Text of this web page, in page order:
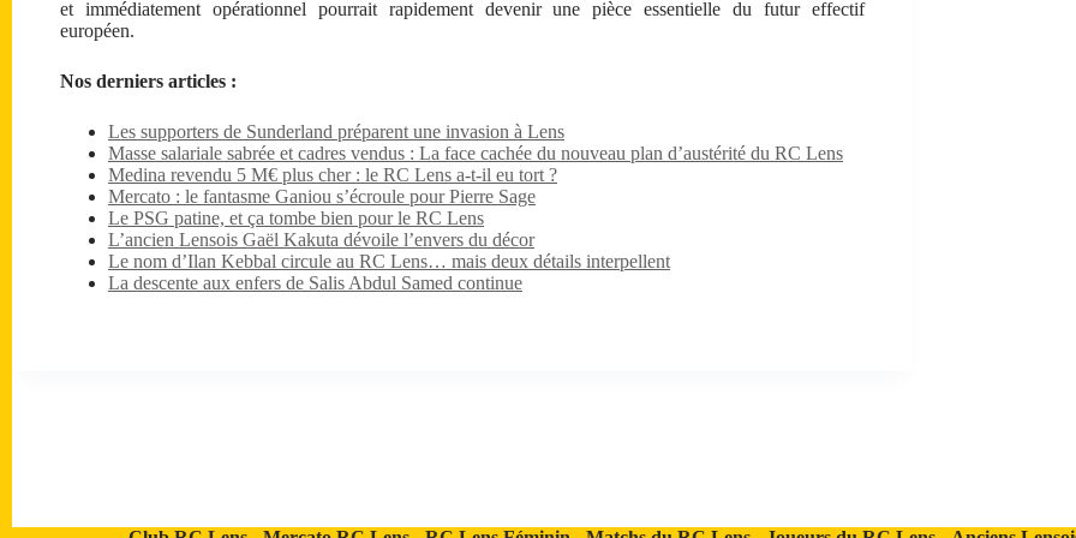
et immédiatement opérationnel pourrait rapidement devenir une pièce essentielle du futur effectif
européen.
Nos derniers articles :
Les supporters de Sunderland préparent une invasion à Lens
Masse salariale sabrée et cadres vendus : La face cachée du nouveau plan d’austérité du RC Lens
Medina revendu 5 M€ plus cher : le RC Lens a-t-il eu tort ?
Mercato : le fantasme Ganiou s’écroule pour Pierre Sage
Le PSG patine, et ça tombe bien pour le RC Lens
L’ancien Lensois Gaël Kakuta dévoile l’envers du décor
Le nom d’Ilan Kebbal circule au RC Lens… mais deux détails interpellent
La descente aux enfers de Salis Abdul Samed continue